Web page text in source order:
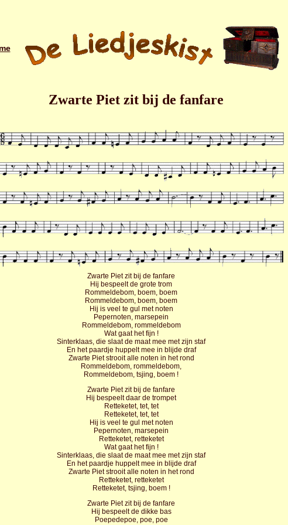
Zwarte Piet zit bij de fanfare
Zwarte Piet zit bij de fanfare
Hij bespeelt de grote trom
Rommeldebom, boem, boem
Rommeldebom, boem, boem
Hij is veel te gul met noten
Pepernoten, marsepein
Rommeldebom, rommeldebom
Wat gaat het fijn !
Sinterklaas, die slaat de maat mee met zijn staf
En het paardje huppelt mee in blijde draf
Zwarte Piet strooit alle noten in het rond
Rommeldebom, rommeldebom,
Rommeldebom, tsjing, boem !
Zwarte Piet zit bij de fanfare
Hij bespeelt daar de trompet
Retteketet, tet, tet
Retteketet, tet, tet
Hij is veel te gul met noten
Pepernoten, marsepein
Retteketet, retteketet
Wat gaat het fijn !
Sinterklaas, die slaat de maat mee met zijn staf
En het paardje huppelt mee in blijde draf
Zwarte Piet strooit alle noten in het rond
Retteketet, retteketet
Retteketet, tsjing, boem !
Zwarte Piet zit bij de fanfare
Hij bespeelt de dikke bas
Poepedepoe, poe, poe